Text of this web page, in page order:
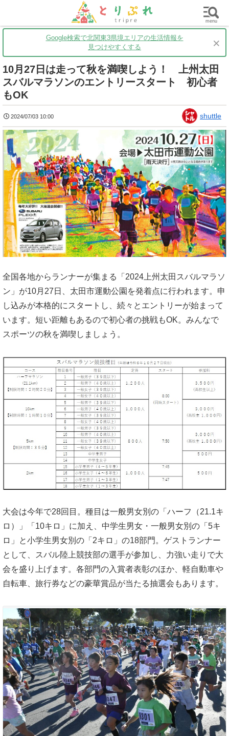
茨城 グルメ 買い物 子育て
Google検索で北関東3県境エリアの生活情報を
見つけやすくする
×
10月27日は走って秋を満喫しよう！ 上州太田
スバルマラソンのエントリースタート 初心者
もOK
2024/07/03 10:00 shuttle
全国各地からランナーが集まる「2024上州太田スバルマラソ
ン」が10月27日、太田市運動公園を発着点に行われます。申
し込みが本格的にスタートし、続々とエントリーが始まって
います。短い距離もあるので初心者の挑戦もOK。みんなで
スポーツの秋を満喫しましょう。
大会は今年で28回目。種目は一般男女別の「ハーフ（21.1キ
ロ）」「10キロ」に加え、中学生男女・一般男女別の「5キ
ロ」と小学生男女別の「2キロ」の18部門。ゲストランナー
として、スバル陸上競技部の選手が参加し、力強い走りで大
会を盛り上げます。各部門の入賞者表彰のほか、軽自動車や
自転車、旅行券などの豪華賞品が当たる抽選会もあります。
menu